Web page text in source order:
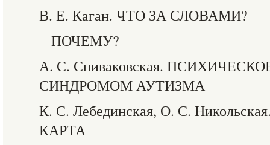
В. Е. Каган. ЧТО ЗА СЛОВАМИ?
ПОЧЕМУ?
А. С. Спиваковская.
СИНДРОМОМ АУТИЗМА
К. С. Лебединская, О. С.
КАРТА